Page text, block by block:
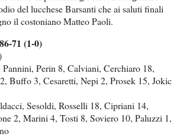
del lucchese Barsanti che ai saluti finali
il costoniano Matteo Paoli.
71 (1-0)
Perin 8, Calviani, Cerchiaro 18,
Buffo 3, Cesaretti, Nepi 2, Prosek 15, Jokic
Sesoldi, Rosselli 18, Cipriani 14,
2, Marini 4, Tosti 8, Soviero 10, Paluzzi 1,